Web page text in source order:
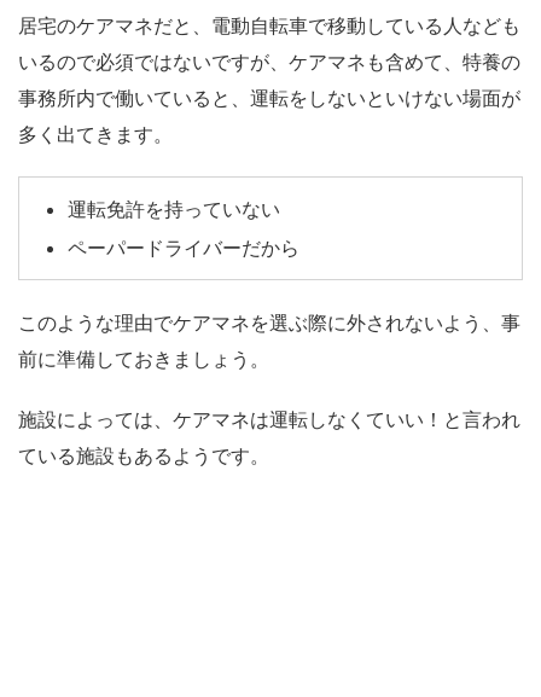
居宅のケアマネだと、電動自転車で移動している人なども
いるので必須ではないですが、ケアマネも含めて、特養の
事務所内で働いていると、運転をしないといけない場面が
多く出てきます。
運転免許を持っていない
ペーパードライバーだから
このような理由でケアマネを選ぶ際に外されないよう、事
前に準備しておきましょう。
施設によっては、ケアマネは運転しなくていい！と言われ
ている施設もあるようです。